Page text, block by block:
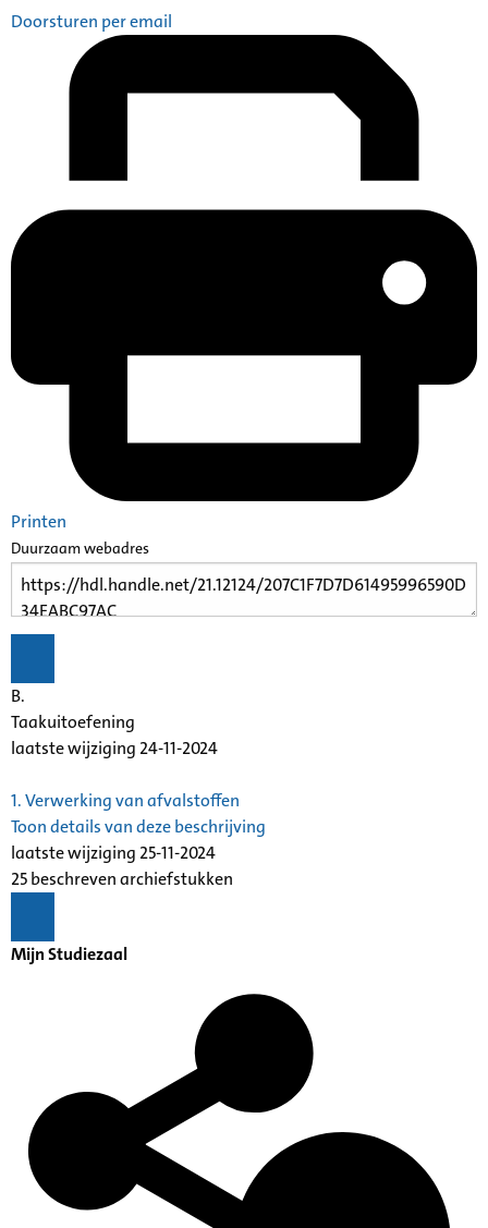
Doorsturen per email
Printen
Duurzaam webadres
B.
Taakuitoefening
laatste wijziging 24-11-2024
1.Verwerking van afvalstoffen
Toon details van deze beschrijving
laatste wijziging 25-11-2024
25 beschreven archiefstukken
Mijn Studiezaal